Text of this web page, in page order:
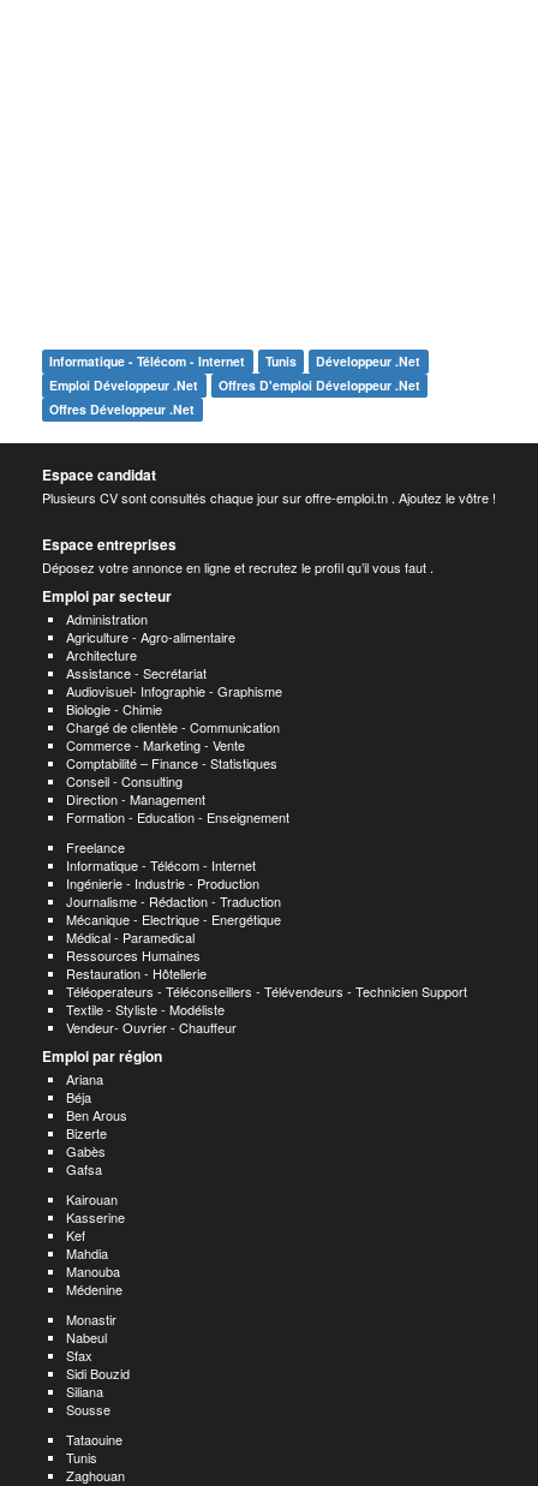
Informatique - Télécom - Internet Tunis
Développeur .net
Emploi Développeur .net
Offres D'emploi Développeur .net
Offres Développeur .net
Espace candidat
Plusieurs CV sont consultés chaque jour sur offre-emploi.tn . Ajoutez le vôtre !
Espace entreprises
Déposez votre annonce en ligne et recrutez le profil qu’il vous faut .
Emploi par secteur
Administration
Agriculture - Agro-alimentaire
Architecture
Assistance - Secrétariat
Audiovisuel- Infographie - Graphisme
Biologie - Chimie
Chargé de clientèle - Communication
Commerce - Marketing - Vente
Comptabilité – Finance - Statistiques
Conseil - Consulting
Direction - Management
Formation - Education - Enseignement
Freelance
Informatique - Télécom - Internet
Ingénierie - Industrie - Production
Journalisme - Rédaction - Traduction
Mécanique - Electrique - Energétique
Médical - Paramedical
Ressources Humaines
Restauration - Hôtellerie
Téléoperateurs - Téléconseillers - Télévendeurs - Technicien Support
Textile - Styliste - Modéliste
Vendeur- Ouvrier - Chauffeur
Emploi par région
Ariana
Béja
Ben Arous
Bizerte
Gabès
Gafsa
Kairouan
Kasserine
Kef
Mahdia
Manouba
Médenine
Monastir
Nabeul
Sfax
Sidi Bouzid
Siliana
Sousse
Tataouine
Tunis
Zaghouan